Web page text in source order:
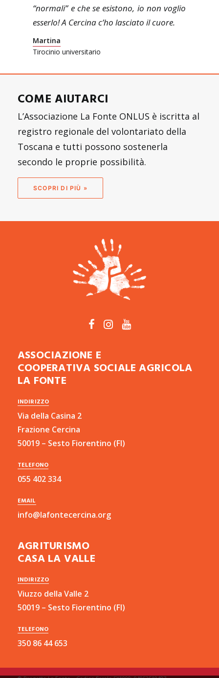
“normali” e che se esistono, io non voglio
esserlo! A Cercina c’ho lasciato il cuore.
Martina
Tirocinio universitario
COME AIUTARCI
L’Associazione La Fonte ONLUS è iscritta al
registro regionale del volontariato della
Toscana e tutti possono sostenerla
secondo le proprie possibilità.
SCOPRI DI PIÙ »
ASSOCIAZIONE E
COOPERATIVA SOCIALE AGRICOLA
LA FONTE
INDIRIZZO
Via della Casina 2
Frazione Cercina
50019 – Sesto Fiorentino (FI)
TELEFONO
055 402 334
EMAIL
info@lafontecercina.org
AGRITURISMO
CASA LA VALLE
INDIRIZZO
Viuzzo della Valle 2
50019 – Sesto Fiorentino (FI)
TELEFONO
350 86 44 653